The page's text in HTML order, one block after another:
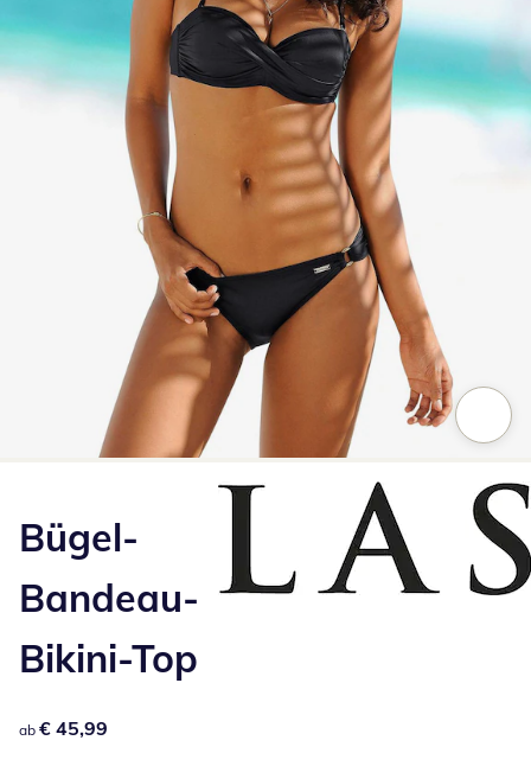
Bügel-
Bandeau-
Bikini-Top
€ 45,99
ab € 45,99